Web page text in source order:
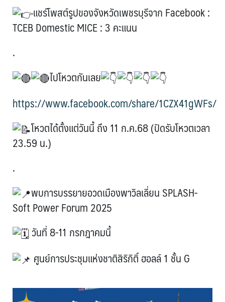
แชร์โพสต์รูปของจังหวัดเพชรบุรีจาก Facebook :
TCEB Domestic MICE : 3 คะแนน
.
ไปโหวตกันเลย
https://www.facebook.com/share/1CZX41gWFs/
โหวตได้ตั้งแต่วันนี้ ถึง 11 ก.ค.68 (ปิดรับโหวตเวลา
23.59 น.)
.
พบการบรรยายอวดเมืองพาวิลเลี่ยน SPLASH-
Soft Power Forum 2025
วันที่ 8-11 กรกฎาคมนี้
ศูนย์การประชุมแห่งชาติสิริกิติ์ ฮอลล์ 1 ชั้น G